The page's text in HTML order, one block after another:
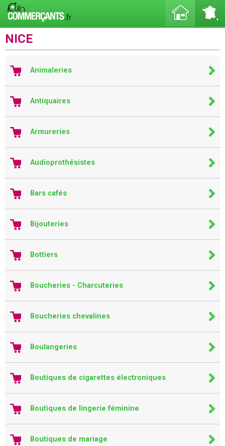
NICE
Animaleries
Antiquaires
Armureries
Audioprothésistes
Bars cafés
Bijouteries
Bottiers
Boucheries - Charcuteries
Boucheries chevalines
Boulangeries
Boutiques de cigarettes électroniques
Boutiques de lingerie féminine
Boutiques de mariage